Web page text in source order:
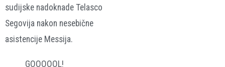
sudijske nadoknade Telasco
Segovija nakon nesebične
asistencije Messija.
GOOOOOL!